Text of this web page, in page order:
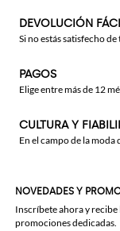
DEVOLUCIÓN
Si no estás satisfecho
PAGOS
Elige entre más de 12
CULTURA Y
En el campo de la
NOVEDADES Y
Inscríbete ahora y recibe
promociones dedicadas.